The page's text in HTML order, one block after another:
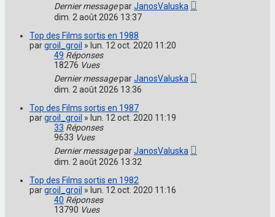
Dernier messageparJanosValuska
dim. 2 août 2026 13:37
Top des Films sortis en 1988
pargroil_groil » lun. 12 oct. 2020 11:20
49 Réponses
18276 Vues
Dernier messageparJanosValuska
dim. 2 août 2026 13:36
Top des Films sortis en 1987
pargroil_groil » lun. 12 oct. 2020 11:19
33 Réponses
9633 Vues
Dernier messageparJanosValuska
dim. 2 août 2026 13:32
Top des Films sortis en 1982
pargroil_groil » lun. 12 oct. 2020 11:16
40 Réponses
13790 Vues